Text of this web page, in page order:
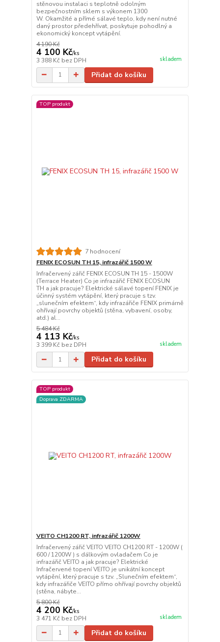
stěnovou instalaci s teplotně odolným
bezpečnostním sklem s výkonem 1300
W. Okamžité a přímé sálavé teplo, kdy není nutné
daný prostor předehřívat, poskytuje pohodlný a
ekonomický koncept vytápění.
4 190 Kč
4 100 Kč/ks
3 388 Kč bez DPH skladem
Přidat do košíku
TOP produkt
7 hodnocení
FENIX ECOSUN TH 15, infrazářič 1500 W
Infračervený zářič FENIX ECOSUN TH 15 - 1500W
(Terrace Heater) Co je infrazářič FENIX ECOSUN
TH a jak pracuje? Elektrické sálavé topení FENIX je
účinný systém vytápění, který pracuje s tzv.
„slunečním efektem“, kdy infrazářiče FENIX primárně
ohřívají povrchy objektů (stěna, vybavení, osoby,
atd.) al...
5 484 Kč
4 113 Kč/ks
3 399 Kč bez DPH skladem
Přidat do košíku
TOP produkt
Doprava ZDARMA
VEITO CH1200 RT, infrazářič 1200W
Infračervený zářič VEITO VEITO CH1200 RT - 1200W (
600 / 1200W ) s dálkovým ovladačem Co je
infrazářič VEITO a jak pracuje? Elektrické
Infračervené topení VEITO je unikátní koncept
vytápění, který pracuje s tzv. „Slunečním efektem“,
kdy infrazářiče VEITO přímo ohřívají povrchy objektů
(stěna, nábyte...
5 800 Kč
4 200 Kč/ks
3 471 Kč bez DPH skladem
Přidat do košíku